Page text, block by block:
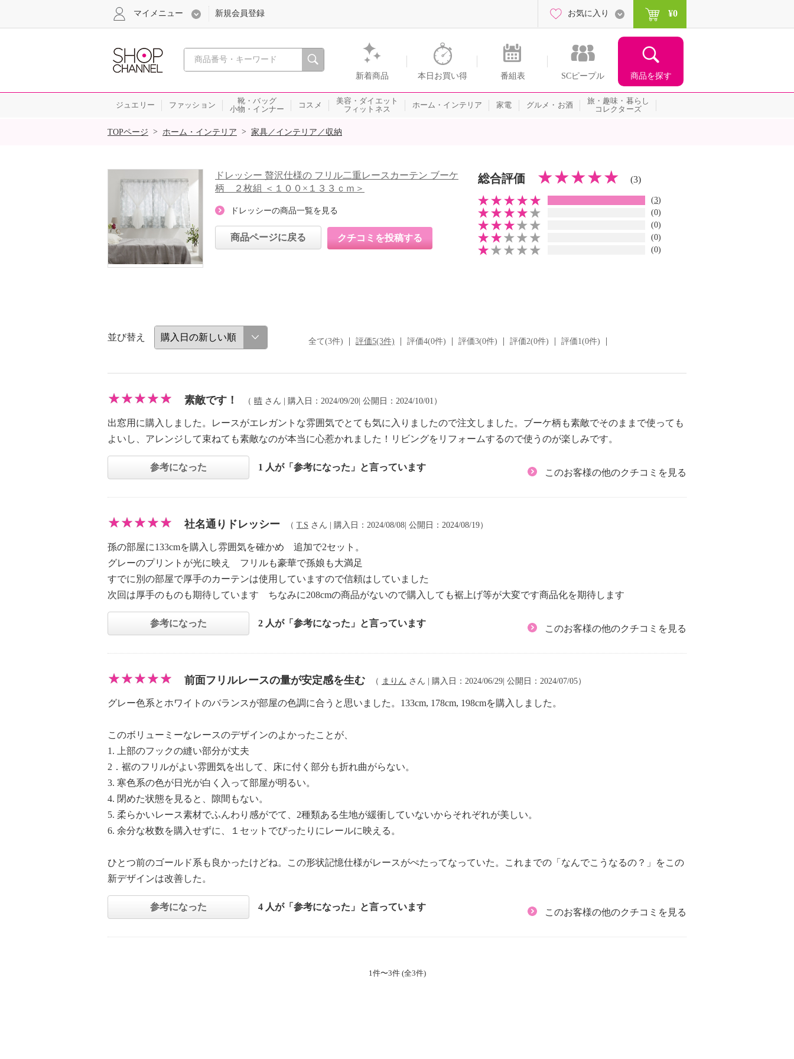
心おどる、瞬間を。通販・テレビショッピングのショップチャンネル
新着商品 本日お買い得 番組表 SCピープル 商品を探す
マイメニュー 新規会員登録 お気に入り ¥0
ジュエリー ファッション
靴・バッグ
小物・インナー
コスメ
美容・ダイエット
フィットネス
ホーム・インテリア 家電 グルメ・お酒
旅・趣味・暮らし
コレクターズ
SALE
TOPページ > ホーム・インテリア > 家具／インテリア／収納
ドレッシー 贅沢仕様の フリル二重レースカーテン ブーケ
柄 ２枚組 ＜１００×１３３ｃｍ＞
ドレッシーの商品一覧を見る
商品ページに戻る クチコミを投稿する
総合評価 (3)
(3)
(0)
(0)
(0)
(0)
並び替え 全て(3件) 評価5(3件) 評価4(0件) 評価3(0件) 評価2(0件) 評価1(0件)
素敵です！ （ 晴 さん | 購入日：2024/09/20| 公開日：2024/10/01）
出窓用に購入しました。レースがエレガントな雰囲気でとても気に入りましたので注文しました。ブーケ柄も素敵でそのままで使っても
よいし、アレンジして束ねても素敵なのが本当に心惹かれました！リビングをリフォームするので使うのが楽しみです。
参考になった 1 人が「参考になった」と言っています
このお客様の他のクチコミを見る
社名通りドレッシー （ T.S さん | 購入日：2024/08/08| 公開日：2024/08/19）
孫の部屋に133cmを購入し雰囲気を確かめ 追加で2セット。
グレーのプリントが光に映え フリルも豪華で孫娘も大満足
すでに別の部屋で厚手のカーテンは使用していますので信頼はしていました
次回は厚手のものも期待しています ちなみに208cmの商品がないので購入しても裾上げ等が大変です商品化を期待します
参考になった 2 人が「参考になった」と言っています
このお客様の他のクチコミを見る
前面フリルレースの量が安定感を生む （ まりん さん | 購入日：2024/06/29| 公開日：2024/07/05）
グレー色系とホワイトのバランスが部屋の色調に合うと思いました。133cm, 178cm, 198cmを購入しました。
このボリューミーなレースのデザインのよかったことが、
1. 上部のフックの縫い部分が丈夫
2．裾のフリルがよい雰囲気を出して、床に付く部分も折れ曲がらない。
3. 寒色系の色が日光が白く入って部屋が明るい。
4. 閉めた状態を見ると、隙間もない。
5. 柔らかいレース素材でふんわり感がでて、2種類ある生地が緩衝していないからそれぞれが美しい。
6. 余分な枚数を購入せずに、１セットでぴったりにレールに映える。
ひとつ前のゴールド系も良かったけどね。この形状記憶仕様がレースがぺたってなっていた。これまでの「なんでこうなるの？」をこの
新デザインは改善した。
参考になった 4 人が「参考になった」と言っています
このお客様の他のクチコミを見る
1件〜3件 (全3件)